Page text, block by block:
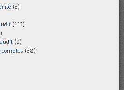
(3)
(113)
(9)
comptes (38)